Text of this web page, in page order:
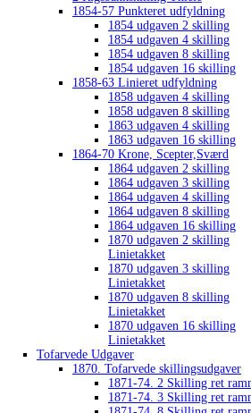
1854-57 Punkteret udfyldning
1854 udgaven 2 skilling
1854 udgaven 4 skilling
1854 udgaven 8 skilling
1854 udgaven 16 skilling
1858-63 Linieret udfyldning
1858 udgaven 4 skilling
1858 udgaven 8 skilling
1863 udgaven 4 skilling
1863 udgaven 16 skilling
1864-70 Krone, Scepter,Sværd
1864 udgaven 2 skilling
1864 udgaven 3 skilling
1864 udgaven 4 skilling
1864 udgaven 8 skilling
1864 udgaven 16 skilling
1870 udgaven 2 skilling
Linietakket
1870 udgaven 3 skilling
Linietakket
1870 udgaven 8 skilling
Linietakket
1870 udgaven 16 skilling
Linietakket
Tofarvede Udgaver
1870. Tofarvede skillingsudgaver
1871-74. 2 Skilling ret
1871-74. 3 Skilling ret